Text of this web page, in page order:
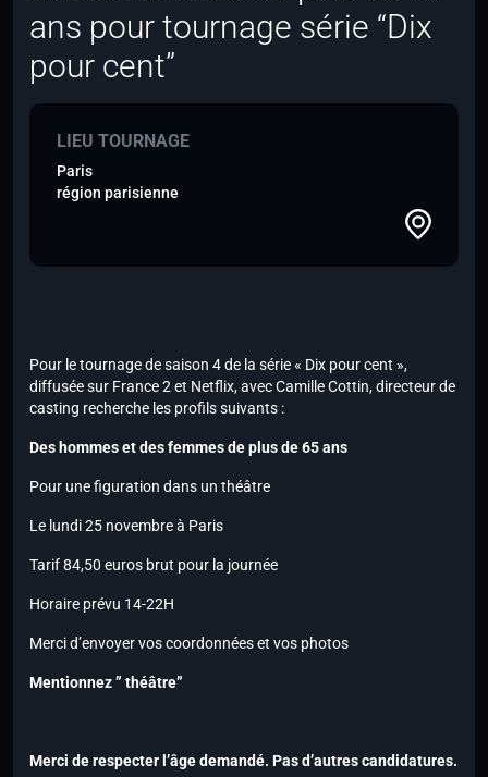
ans pour tournage série “Dix
pour cent”
LIEU TOURNAGE
Paris
région parisienne
Pour le tournage de saison 4 de la série « Dix pour cent »,
diffusée sur France 2 et Netflix, avec Camille Cottin, directeur de
casting recherche les profils suivants :
Des hommes et des femmesde plus de 65 ans
Pour une figuration dans un théâtre
Le lundi 25 novembre à Paris
Tarif 84,50 euros brut pour la journée
Horaire prévu 14-22H
Merci d’envoyer vos coordonnées et vos photos
Mentionnez ” théâtre”
Merci de respecter l’âge demandé. Pas d’autres candidatures.